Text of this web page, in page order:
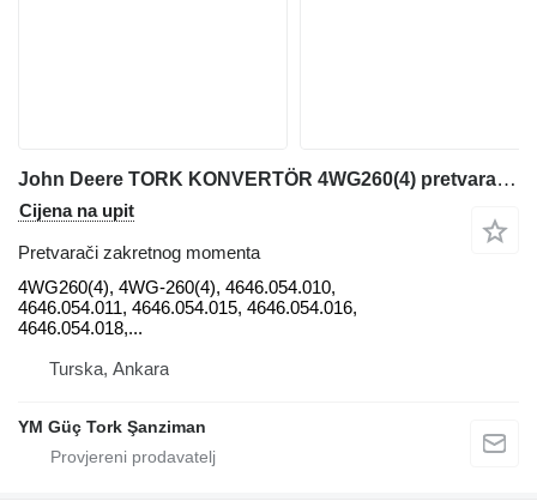
John Deere TORK KONVERTÖR 4WG260(4) pretvarači zakretnog momenta za John Deere 744H ZF 4646054034 - 4 WG 260 , 4646054015 – 4WG260 – AT209544 – John Deere 744H , 544H – 4WG160 – AT209715 – 4646054015 – John Deere , 544J – 4WG160 – 4656054057 – John Deere, 624E – 4WG180 – AT188406 – 4644004102 – John Deere, 644E – 4WG200 – AT188407 – 4644024207 – John Deere , 644G – 4WG200 – AT178012 – 4644024087 – John Deere prednjeg utovarivača
Cijena na upit
Pretvarači zakretnog momenta
4WG260(4), 4WG-260(4), 4646.054.010,
4646.054.011, 4646.054.015, 4646.054.016,
4646.054.018,...
Turska, Ankara
YM Güç Tork Şanziman